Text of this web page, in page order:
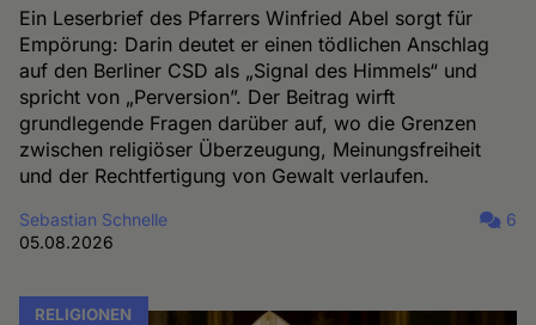
Ein Leserbrief des Pfarrers Winfried Abel sorgt für
Empörung: Darin deutet er einen tödlichen Anschlag
auf den Berliner CSD als „Signal des Himmels“ und
spricht von „Perversion”. Der Beitrag wirft
grundlegende Fragen darüber auf, wo die Grenzen
zwischen religiöser Überzeugung, Meinungsfreiheit
und der Rechtfertigung von Gewalt verlaufen.
Sebastian Schnelle
05.08.2026
6
RELIGIONEN